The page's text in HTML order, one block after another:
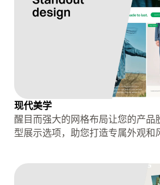
现代美学
醒目而强大的网格布局让您的产品
型展示选项，助您打造专属外观和